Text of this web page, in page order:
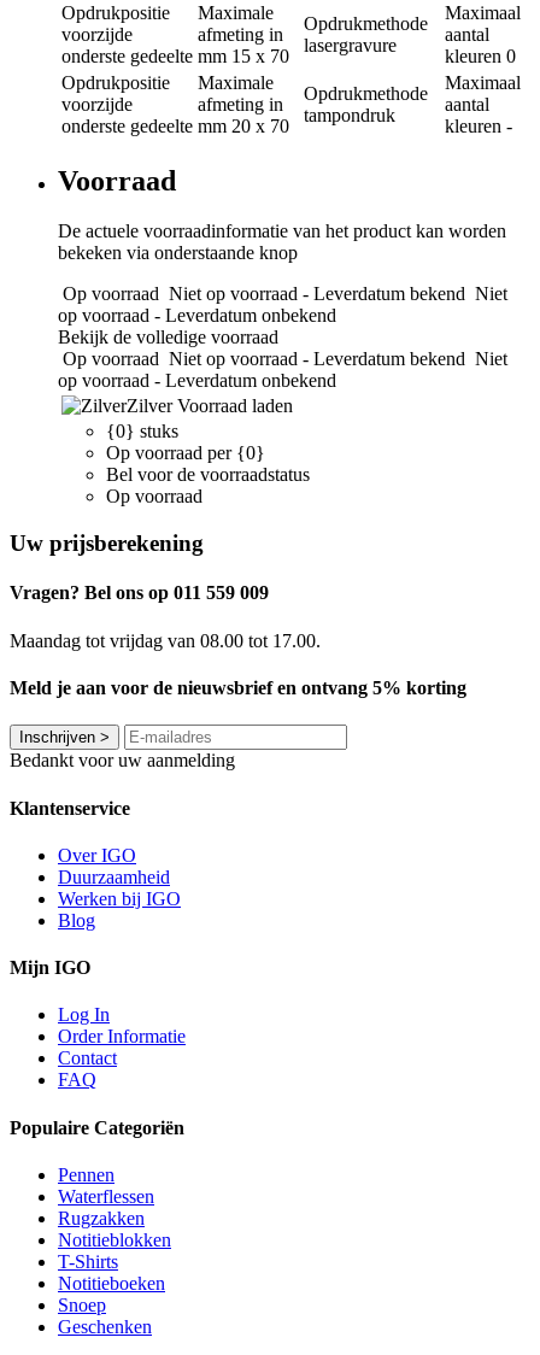
Opdrukpositie
voorzijde
onderste gedeelte
Maximale
afmeting in
mm 15 x 70
Opdrukmethode
lasergravure
Maximaal
aantal
kleuren 0
Opdrukpositie
voorzijde
onderste gedeelte
Maximale
afmeting in
mm 20 x 70
Opdrukmethode
tampondruk
Maximaal
aantal
kleuren -
Voorraad
De actuele voorraadinformatie van het product kan worden
bekeken via onderstaande knop
Op voorraad Niet op voorraad - Leverdatum bekend Niet
op voorraad - Leverdatum onbekend
Bekijk de volledige voorraad
Op voorraad Niet op voorraad - Leverdatum bekend Niet
op voorraad - Leverdatum onbekend
Zilver Voorraad laden
{0} stuks
Op voorraad per {0}
Bel voor de voorraadstatus
Op voorraad
Uw prijsberekening
Vragen? Bel ons op 011 559 009
Maandag tot vrijdag van 08.00 tot 17.00.
Meld je aan voor de nieuwsbrief en ontvang 5% korting
Inschrijven >
Bedankt voor uw aanmelding
Klantenservice
Over IGO
Duurzaamheid
Werken bij IGO
Blog
Mijn IGO
Log In
Order Informatie
Contact
FAQ
Populaire Categoriën
Pennen
Waterflessen
Rugzakken
Notitieblokken
T-Shirts
Notitieboeken
Snoep
Geschenken